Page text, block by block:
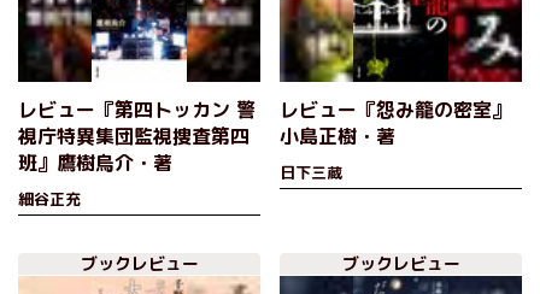
レビュー『第四トッカン 警
視庁特異集団監視捜査第四
班』鷹樹烏介・著
細谷正充
レビュー『怨み籠の密室』
小島正樹・著
日下三蔵
ブックレビュー ブックレビュー